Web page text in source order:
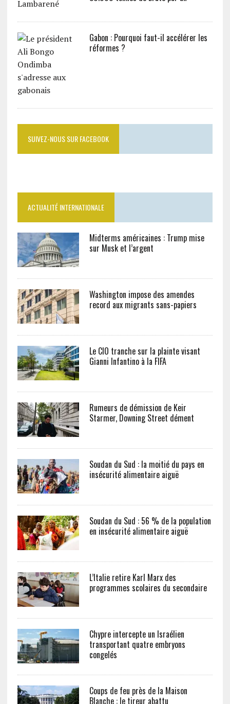
Gabon : Pourquoi faut-il accélérer les
réformes ?
SUIVEZ-NOUS SUR FACEBOOK
ACTUALITÉ INTERNATIONALE
Midterms américaines : Trump mise
sur Musk et l’argent
Washington impose des amendes
record aux migrants sans-papiers
Le CIO tranche sur la plainte visant
Gianni Infantino à la FIFA
Rumeurs de démission de Keir
Starmer, Downing Street dément
Soudan du Sud : la moitié du pays en
insécurité alimentaire aiguë
Soudan du Sud : 56 % de la population
en insécurité alimentaire aiguë
L’Italie retire Karl Marx des
programmes scolaires du secondaire
Chypre intercepte un Israélien
transportant quatre embryons
congelés
Coups de feu près de la Maison
Blanche : le tireur abattu